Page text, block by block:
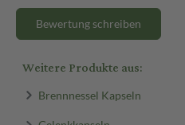
Bewertung schreiben
Weitere Produkte aus:
Brennnessel Kapseln